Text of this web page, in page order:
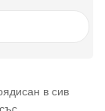
в сив